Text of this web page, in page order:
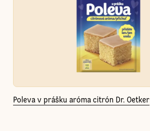
Poleva v prášku aróma citrón Dr. Oetker